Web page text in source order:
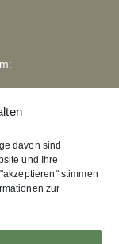
davon sind
und Ihre
stimmen
zur